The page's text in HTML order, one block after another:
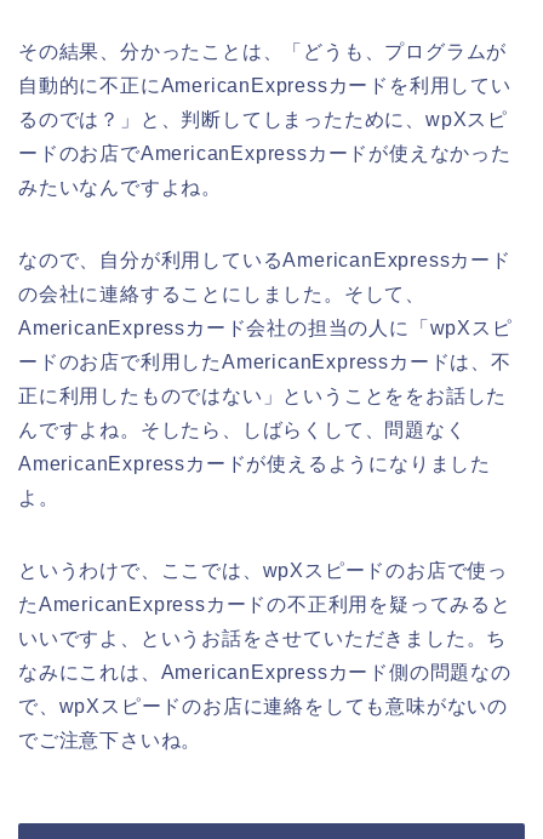
その結果、分かったことは、「どうも、プログラムが
自動的に不正にAmericanExpressカードを利用してい
るのでは？」と、判断してしまったために、wpXスピ
ードのお店でAmericanExpressカードが使えなかった
みたいなんですよね。
なので、自分が利用しているAmericanExpressカード
の会社に連絡することにしました。そして、
AmericanExpressカード会社の担当の人に「wpXスピ
ードのお店で利用したAmericanExpressカードは、不
正に利用したものではない」ということををお話した
んですよね。そしたら、しばらくして、問題なく
AmericanExpressカードが使えるようになりました
よ。
というわけで、ここでは、wpXスピードのお店で使っ
たAmericanExpressカードの不正利用を疑ってみると
いいですよ、というお話をさせていただきました。ち
なみにこれは、AmericanExpressカード側の問題なの
で、wpXスピードのお店に連絡をしても意味がないの
でご注意下さいね。